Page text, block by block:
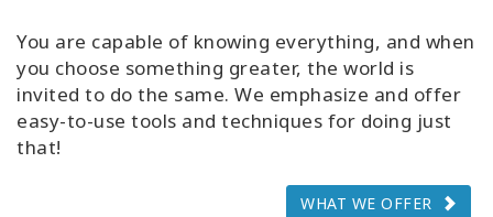
You are capable of knowing everything, and when
you choose something greater, the world is
invited to do the same. We emphasize and offer
easy-to-use tools and techniques for doing just
that!
WHAT WE OFFER